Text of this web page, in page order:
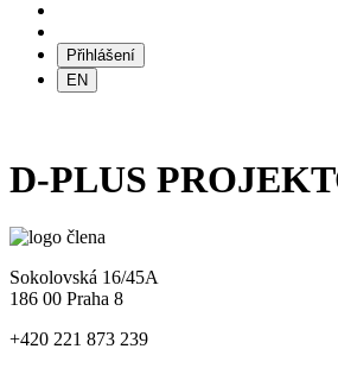
Přihlášení
EN
D-PLUS
Sokolovská 16/45A
186 00 Praha 8
+420 221 873 239